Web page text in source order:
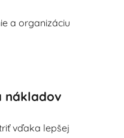
a organizáciu
nákladov
vďaka lepšej